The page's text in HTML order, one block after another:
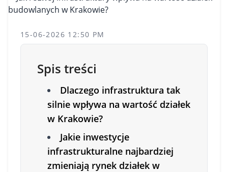
15-06-2026 12:50 PM
Spis treści
Dlaczego infrastruktura tak
silnie wpływa na wartość działek
w Krakowie?
Jakie inwestycje
infrastrukturalne najbardziej
zmieniają rynek działek w